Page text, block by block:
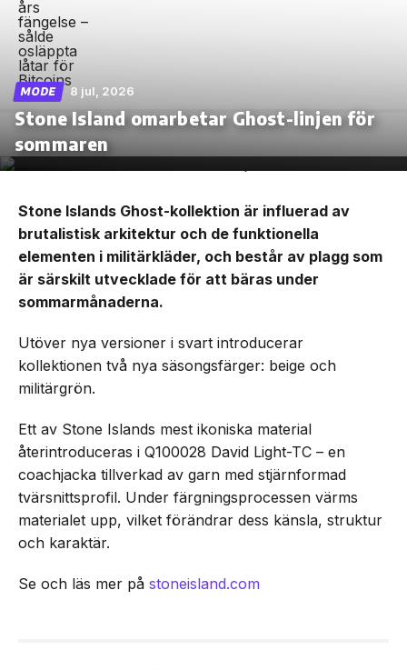
MODE 8 jul, 2026
Stone Island omarbetar Ghost-linjen för
sommaren
Stone Islands Ghost-kollektion är influerad av
brutalistisk arkitektur och de funktionella
elementen i militärkläder, och består av plagg som
är särskilt utvecklade för att bäras under
sommarmånaderna.
Utöver nya versioner i svart introducerar
kollektionen två nya säsongsfärger: beige och
militärgrön.
Ett av Stone Islands mest ikoniska material
återintroduceras i Q100028 David Light-TC – en
coachjacka tillverkad av garn med stjärnformad
tvärsnittsprofil. Under färgningsprocessen värms
materialet upp, vilket förändrar dess känsla, struktur
och karaktär.
Se och läs mer på stoneisland.com